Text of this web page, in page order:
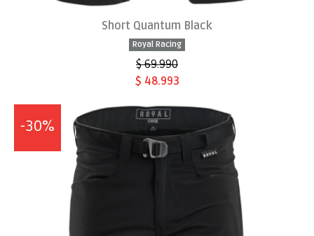
Short Quantum Black
Royal Racing
$ 69.990
$ 48.993
-30%